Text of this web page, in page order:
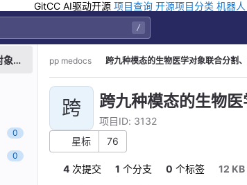
GitCC AI驱动开源 项目查询 开源项目分类 机器人
/
跨九种模态的生物医学对象联合分割、检测和识别的基础模型 9-big medical model
0
0
pp medocs 跨九种模态的生物医学对象联合分
跨 跨九种模态的生物
项目ID: 3132
星标
76
4 次提交 1 个分支 0 个标签 12 KB